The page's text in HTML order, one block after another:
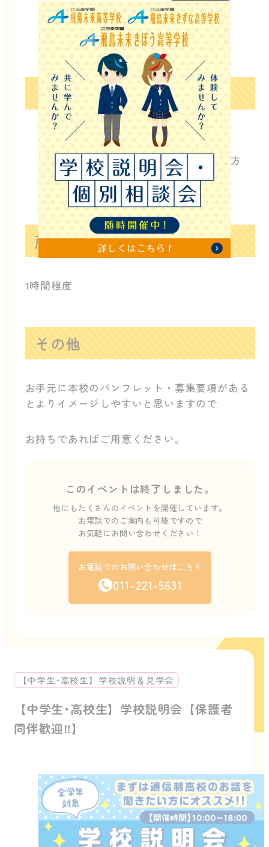
わくわくする楽しい学校行事
学費 / 入試について
こんな方におすすめ！
自分に合った通い方を知りたい方
授業内容や先生の雰囲気が知りたい方
入試や学費について知りたい方
所要時間
1時間程度
その他
お手元に本校のパンフレット・募集要項がある
とよりイメージしやすいと思いますので
お持ちであればご用意ください。
このイベントは終了しました。
他にもたくさんのイベントを開催しています。
お電話でのご案内も可能ですので
お気軽にお問い合わせください！
お電話でのお問い合わせはこちら
011-221-5631
【中学生･高校生】学校説明会【保護者
同伴歓迎‼️】
【中学生･高校生】学校説明＆見学会